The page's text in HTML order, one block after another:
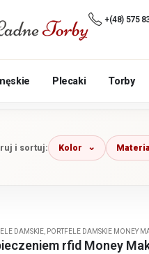
+(48) 575
Plecaki Torby
i sortuj: Kolor
DAMSKIE PORTFELE DAMSKIE MONEY
rfid Money